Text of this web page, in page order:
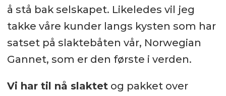
å stå bak selskapet. Likeledes vil jeg
takke våre kunder langs kysten som har
satset på slaktebåten vår, Norwegian
Gannet, som er den første i verden.
Vi har til nå slaktetog pakket over